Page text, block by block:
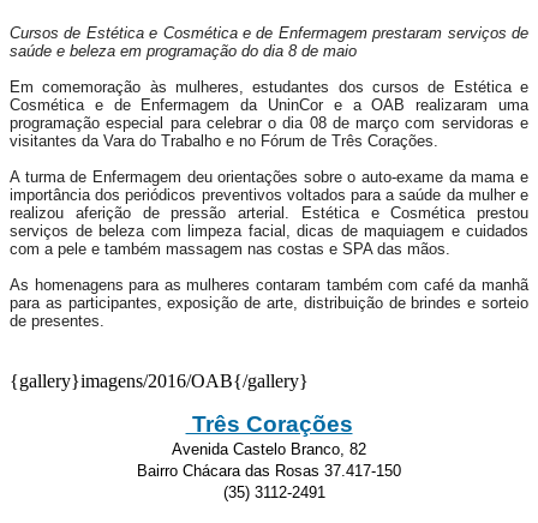
Cursos de Estética e Cosmética e de Enfermagem prestaram serviços de
saúde e beleza em programação do dia 8 de maio
Em comemoração às mulheres, estudantes dos cursos de Estética e
Cosmética e de Enfermagem da UninCor e a OAB realizaram uma
programação especial para celebrar o dia 08 de março com servidoras e
visitantes da Vara do Trabalho e no Fórum de Três Corações.
A turma de Enfermagem deu orientações sobre o auto-exame da mama e
importância dos periódicos preventivos voltados para a saúde da mulher e
realizou aferição de pressão arterial. Estética e Cosmética prestou
serviços de beleza com limpeza facial, dicas de maquiagem e cuidados
com a pele e também massagem nas costas e SPA das mãos.
As homenagens para as mulheres contaram também com café da manhã
para as participantes, exposição de arte, distribuição de brindes e sorteio
de presentes.
{gallery}imagens/2016/OAB{/gallery}
Três Corações
Avenida Castelo Branco, 82
Bairro Chácara das Rosas 37.417-150
(35) 3112-2491